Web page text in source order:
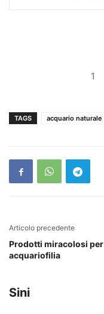
1
TAGS acquario naturale
Articolo precedente
Prodotti miracolosi per
acquariofilia
Sini